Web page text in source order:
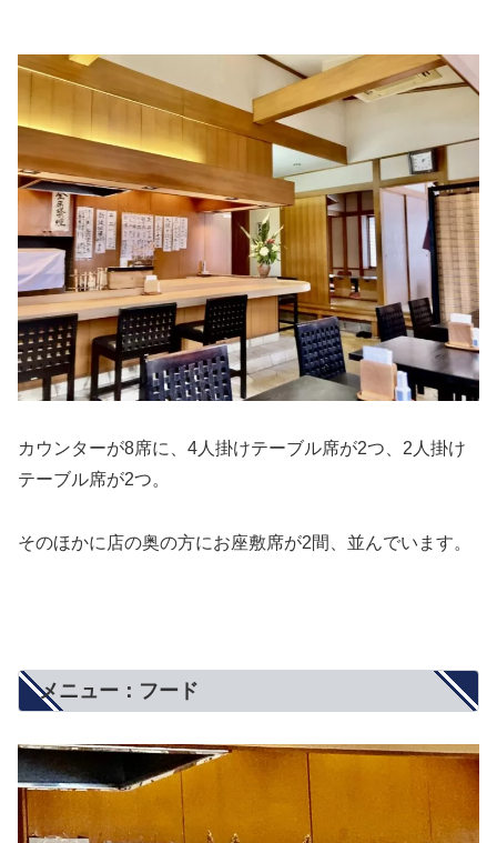
カウンターが8席に、4人掛けテーブル席が2つ、2人掛け
テーブル席が2つ。
そのほかに店の奥の方にお座敷席が2間、並んでいます。
メニュー：フード